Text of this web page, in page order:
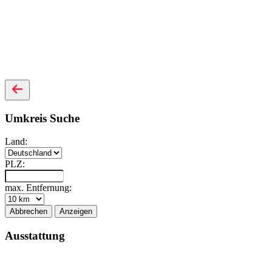
Umkreis Suche
Land:
PLZ:
max. Entfernung:
Abbrechen Anzeigen
Ausstattung